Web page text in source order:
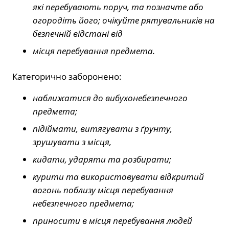
які перебувають поруч, та позначте або
огородіть його; очікуйте рятувальників на
безпечній відстані від
місця перебування предмета.
Категорично заборонено:
наближатися до вибухонебезпечного
предмета;
підіймати, витягувати з ґрунту,
зрушувати з місця,
кидати, ударяти та розбирати;
курити та використовувати відкритий
вогонь поблизу місця перебування
небезпечного предмета;
приносити в місця перебування людей